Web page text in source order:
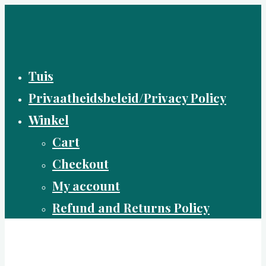
Tuis
Privaatheidsbeleid/Privacy Policy
Winkel
Cart
Checkout
My account
Refund and Returns Policy